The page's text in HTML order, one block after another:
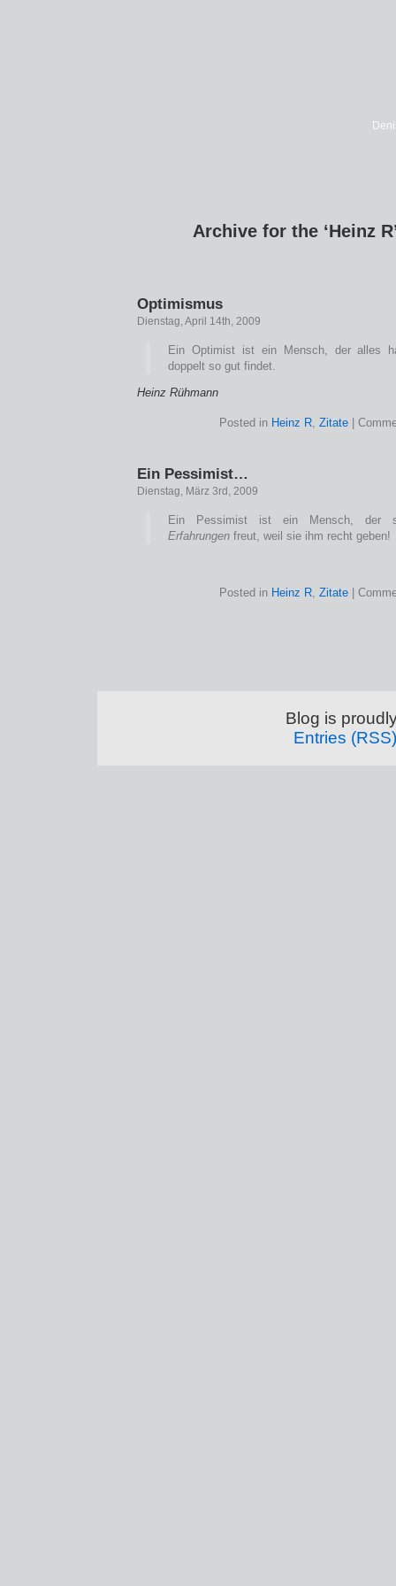
Archive for the ‘Heinz
Optimismus
Dienstag, April 14th, 2009
Ein Optimist ist ein Mensch, der alles
doppelt so gut findet.
Heinz Rühmann
Posted in Heinz R, Zitate
Ein Pessimist…
Dienstag, März 3rd, 2009
Ein Pessimist ist ein Mensch, der
Erfahrungen freut, weil sie ihm recht geben!
Posted in Heinz R, Zitate
Blog is
Entries (RSS)